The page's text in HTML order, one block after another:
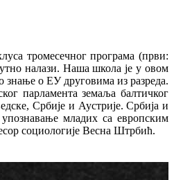
тромесечног програма (први:
налази. Наша школа је у овом
знање о ЕУ друговима из разреда.
парламента земаља балтичког
Србије и Аустрије. Србија и
младих са европским
социологије Весна Штрбић.